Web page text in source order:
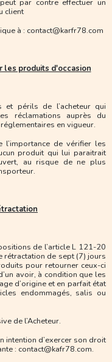
par contre effectuer un
client
à : contact@karfr78.com
les produits d'occasion
périls de l’acheteur qui
réclamations auprès du
en vigueur.
l’importance de vérifier les
produit qui lui paraitrait
au risque de ne plus
de l’article L 121-20
rétractation de sept (7) jours
pour retourner ceux-ci
avoir, à condition que les
d’origine et en parfait état
endommagés, salis ou
de l’Acheteur.
intention d’exercer son droit
: contact@kafr78.com.